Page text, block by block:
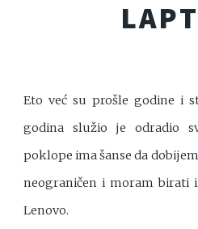
Eto već su prošle godine i
godina služio je odradio
poklope ima šanse da
neograničen i moram birati
Lenovo.